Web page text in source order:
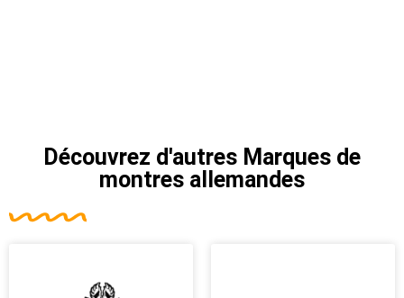
Découvrez d'autres Marques de
montres allemandes